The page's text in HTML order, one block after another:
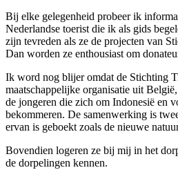
Bij elke gelegenheid probeer ik
Nederlandse toerist die ik als gids
zijn tevreden als ze de projecten van
Dan worden ze enthousiast om
Ik word nog blijer omdat de Stichting
maatschappelijke organisatie uit
de jongeren die zich om Indonesië en
bekommeren. De samenwerking is
ervan is geboekt zoals de nieuwe
Bovendien logeren ze bij mij in het
de dorpelingen kennen.